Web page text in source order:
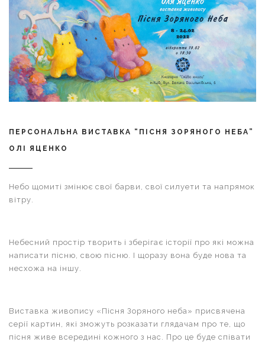
ПЕРСОНАЛЬНА ВИСТАВКА “ПІСНЯ ЗОРЯНОГО НЕБА”
ОЛІ ЯЦЕНКО
Небо щомиті змінює свої барви, свої силуети та напрямок
вітру.
Небесний простір творить і зберігає історії про які можна
написати пісню, свою пісню. І щоразу вона буде нова та
несхожа на іншу.
Виставка живопису «Пісня Зоряного неба» присвячена
серії картин, які зможуть розказати глядачам про те, що
пісня живе всередині кожного з нас. Про це буде співати